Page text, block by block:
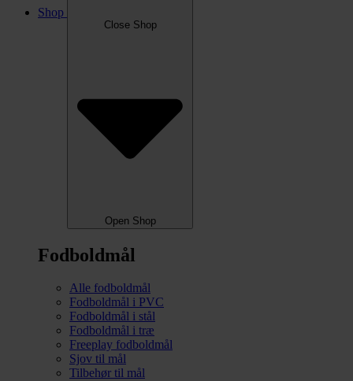
Shop
Close Shop
Open Shop
Fodboldmål
Alle fodboldmål
Fodboldmål i PVC
Fodboldmål i stål
Fodboldmål i træ
Freeplay fodboldmål
Sjov til mål
Tilbehør til mål